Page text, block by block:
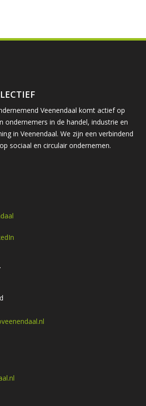
Veenendaal komt actief op
ondernemers in de handel, industrie en
in Veenendaal. We zijn een verbindend
sociaal en circulair ondernemen.